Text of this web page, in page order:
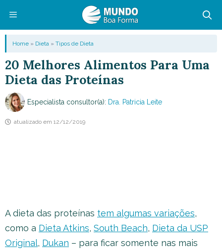
conteúdo
Menu
Home » Dieta » Tipos de Dieta
20 Melhores Alimentos Para Uma
Dieta das Proteínas
Especialista consultor(a): Dra. Patricia Leite
atualizado em 12/12/2019
A dieta das proteínas tem algumas variações,
como a Dieta Atkins, South Beach, Dieta da USP
Original, Dukan – para ficar somente nas mais